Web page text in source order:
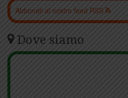
Abbonati al nostro feed RSS
Dove siamo